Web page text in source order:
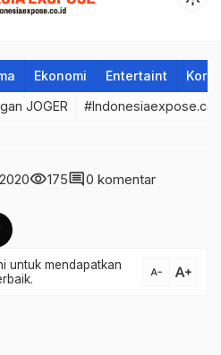
Ekonomi Entertaint
JOGER
visibility175comment0 komentar
untuk mendapatkan
text_decrease text_increase